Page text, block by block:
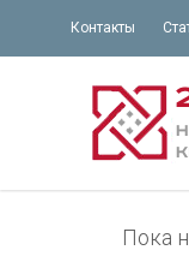
Контакты
Пока